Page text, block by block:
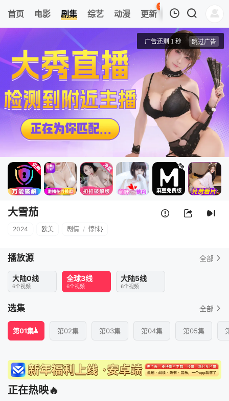
首页 电影 剧集 综艺 动漫 更新
96
热榜 APP
我的观影记录
第01集
大雪茄
清空
大雪茄
2024 欧美 剧情 / 惊悚}
播放源 全部
大陆0线
6个视频
全球3线
6个视频
大陆5线
6个视频
选集 全部
第01集 第02集 第03集 第04集 第05集
正在热映🔥